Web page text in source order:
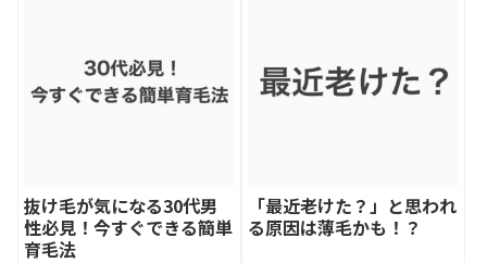
抜け毛が気になる30代男
性必見！今すぐできる簡単
育毛法
「最近老けた？」と思われ
る原因は薄毛かも！？